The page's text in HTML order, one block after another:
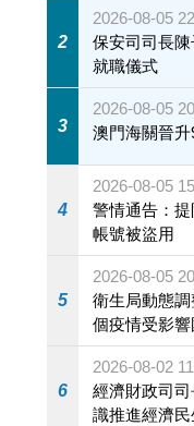
2
2026-08-05
保安司司長
就職儀式
3
2026-08-05
澳門海關晉
4
2026-08-05
警情通告：提
帳號被盜用
5
2026-08-05
衛生局動態
個疫情受影
施
6
2026-08-02
經濟財政司
識推進經濟